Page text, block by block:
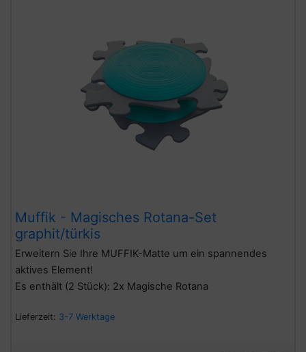
Muffik - Magisches Rotana-Set
graphit/türkis
Erweitern Sie Ihre MUFFIK-Matte um ein spannendes
aktives Element!
Es enthält (2 Stück): 2x Magische Rotana
Lieferzeit: 3-7 Werktage